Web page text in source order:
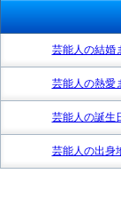
芸能人の結婚
芸能人の熱愛
芸能人の誕生
芸能人の出身